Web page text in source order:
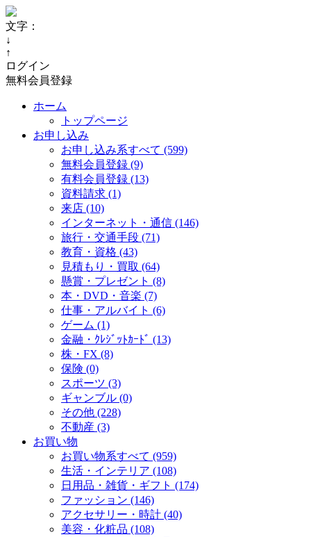
文字：
↓
↑
ログイン
無料会員登録
ホーム
トップページ
お申し込み
お申し込み系すべて (599)
無料会員登録 (9)
有料会員登録 (13)
資料請求 (1)
来店 (10)
インターネット・通信 (146)
旅行・交通手段 (71)
教育・資格 (43)
見積もり・買取 (64)
懸賞・プレゼント (8)
本・DVD・音楽 (7)
仕事・アルバイト (6)
ゲーム (1)
金融・ｸﾚｼﾞｯﾄｶｰﾄﾞ (13)
株・FX (8)
保険 (0)
スポーツ (3)
ギャンブル (0)
その他 (228)
不動産 (3)
お買い物
お買い物系すべて (959)
生活・インテリア (108)
日用品・雑貨・ギフト (174)
ファッション (146)
アクセサリー・時計 (40)
美容・化粧品 (108)